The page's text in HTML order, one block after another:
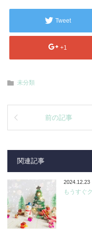
Tweet
+1
未分類
前の記事
関連記事
2024.12.23
もうすぐ